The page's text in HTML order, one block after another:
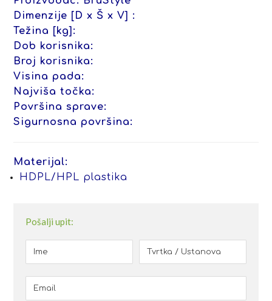
Dimenzije [D x Š x V] :
Težina [kg]:
Dob korisnika:
Broj korisnika:
Visina pada:
Najviša točka:
Površina sprave:
Sigurnosna površina:
Materijal:
HDPL/HPL plastika
Pošalji upit: